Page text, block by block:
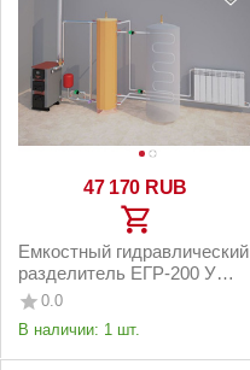
47 170 RUB
Емкостный гидравлический
разделитель ЕГР-200 У
(2.0)0.0
В наличии: 1 шт.